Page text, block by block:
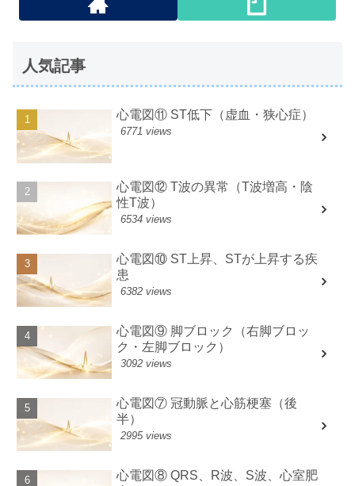
人気記事
心電図⑪ ST低下（虚血・狭心症）
6771 views
心電図⑫ T波の異常（T波増高・陰
性T波）
6534 views
心電図⑩ ST上昇、STが上昇する疾
患
6382 views
心電図⑨ 脚ブロック（右脚ブロッ
ク・左脚ブロック）
3092 views
心電図⑦ 冠動脈と心筋梗塞（後
半）
2995 views
心電図⑧ QRS、R波、S波、心室肥